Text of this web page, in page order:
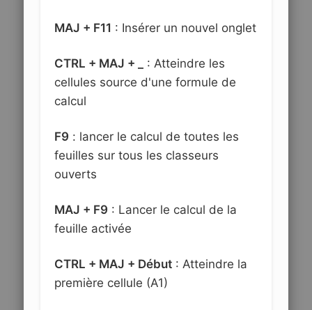
MAJ + F11 : Insérer un nouvel onglet
CTRL + MAJ + _
: Atteindre les
cellules source d'une formule de
calcul
F9 : lancer le calcul de toutes les
feuilles sur tous les classeurs
ouverts
MAJ + F9 : Lancer le calcul de la
feuille activée
CTRL + MAJ + Début : Atteindre la
première cellule (A1)